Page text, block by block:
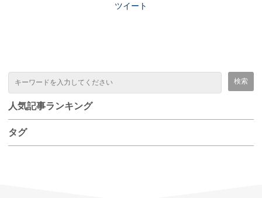
ツイート
人気記事ランキング
タグ